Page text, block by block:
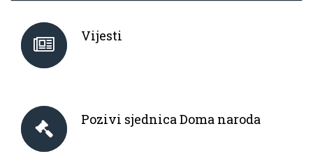
Vijesti
Pozivi sjednica Doma naroda